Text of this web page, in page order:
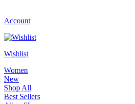
Account
Wishlist
Women
New
Shop All
Best Sellers